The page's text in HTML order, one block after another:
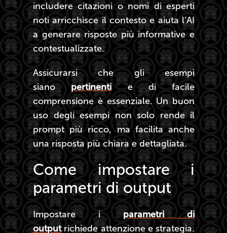
includere citazioni o nomi di esperti
noti arricchisce il contesto e aiuta l’AI
a generare risposte più informative e
contestualizzate.
Assicurarsi che gli esempi
sianopertinentie di facile
comprensione è essenziale. Un buon
uso degli esempi non solo rende il
prompt più ricco, ma facilita anche
una risposta più chiara e dettagliata.
Come impostare i
parametri di output
Impostare iparametri di
outputrichiede attenzione e strategia.